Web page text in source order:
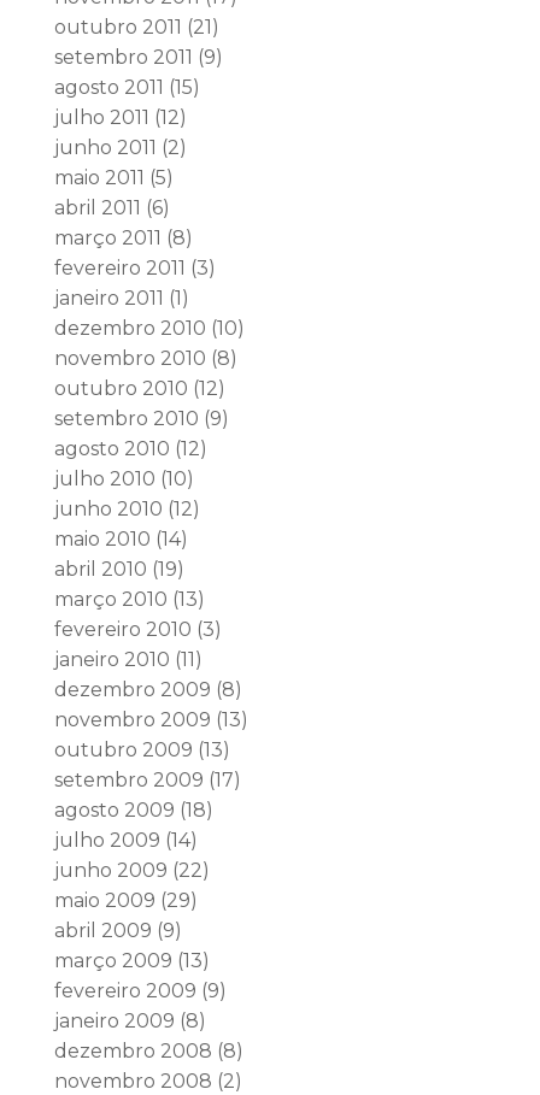
outubro 2011 (21)
setembro 2011 (9)
agosto 2011 (15)
julho 2011 (12)
junho 2011 (2)
maio 2011 (5)
abril 2011 (6)
março 2011 (8)
fevereiro 2011 (3)
janeiro 2011 (1)
dezembro 2010 (10)
novembro 2010 (8)
outubro 2010 (12)
setembro 2010 (9)
agosto 2010 (12)
julho 2010 (10)
junho 2010 (12)
maio 2010 (14)
abril 2010 (19)
março 2010 (13)
fevereiro 2010 (3)
janeiro 2010 (11)
dezembro 2009 (8)
novembro 2009 (13)
outubro 2009 (13)
setembro 2009 (17)
agosto 2009 (18)
julho 2009 (14)
junho 2009 (22)
maio 2009 (29)
abril 2009 (9)
março 2009 (13)
fevereiro 2009 (9)
janeiro 2009 (8)
dezembro 2008 (8)
novembro 2008 (2)